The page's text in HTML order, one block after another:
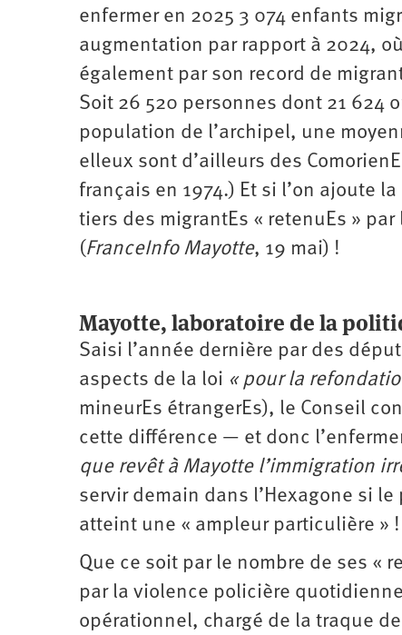
enfermer en 2025 3 074 enfants
augmentation par rapport à 2024,
également par son record de
Soit 26 520 personnes dont 21 624
population de l’archipel, une
elleux sont d’ailleurs des
français en 1974.) Et si l’on ajoute
tiers des migrantEs « retenuEs »
(FranceInfo Mayotte, 19 mai) !
Mayotte, laboratoire de la
Saisi l’année dernière par des
aspects de la loi « pour la
mineurEs étrangerEs), le Conseil
cette différence — et donc
que revêt à Mayotte l’immigration
servir demain dans l’Hexagone si
atteint une « ampleur ­particulière » !
Que ce soit par le nombre de ses «
par la violence policière
opérationnel, chargé de la traque